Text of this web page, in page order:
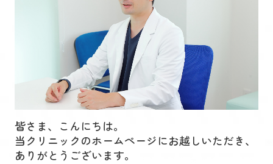
皆さま、こんにちは。
当クリニックのホームページにお越しいただき、
ありがとうございます。